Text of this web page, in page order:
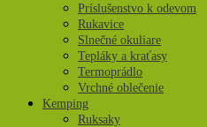
Príslušenstvo k odevom
Rukavice
Slnečné okuliare
Tepláky a kraťasy
Termoprádlo
Vrchné oblečenie
Kemping
Ruksaky